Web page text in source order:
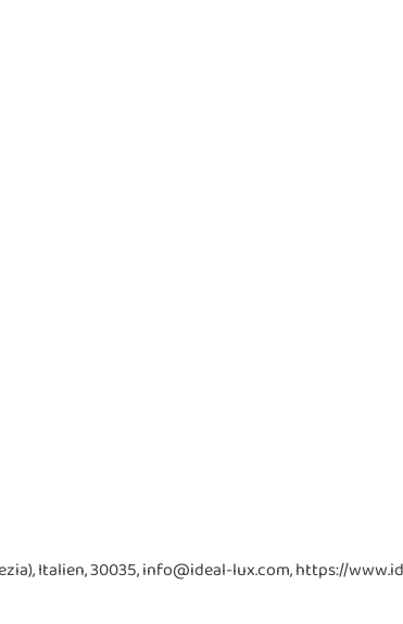
Italien, 30035, info@ideal-lux.com, https://